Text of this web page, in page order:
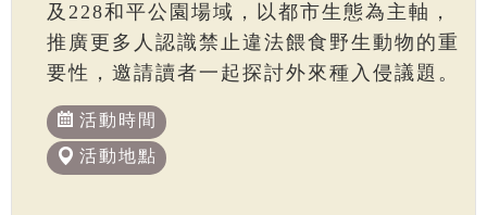
及228和平公園場域，以都市生態為主軸，
推廣更多人認識禁止違法餵食野生動物的重
要性，邀請讀者一起探討外來種入侵議題。
活動時間
活動地點